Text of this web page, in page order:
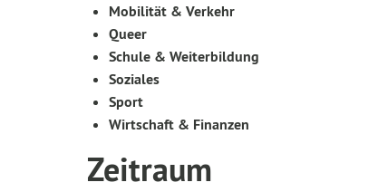
Mobilität & Verkehr
Queer
Schule & Weiterbildung
Soziales
Sport
Wirtschaft & Finanzen
Zeitraum